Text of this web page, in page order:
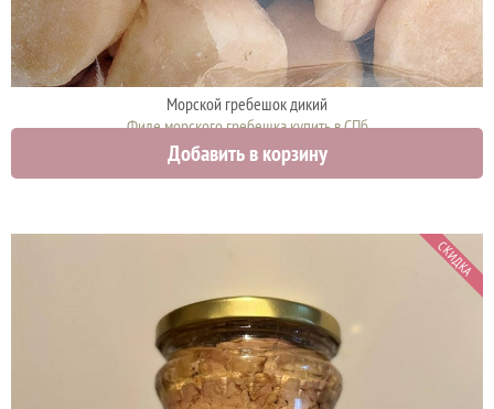
Морской гребешок дикий
Филе морского гребешка купить в СПб
2790 руб.
Добавить в корзину
СКИДКА